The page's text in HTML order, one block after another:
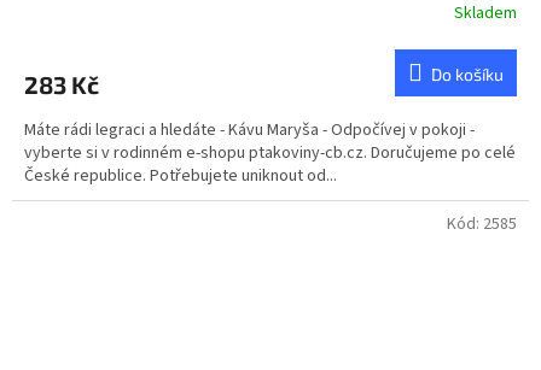
je
z
5
hvězdiček.
Skladem
283 Kč Do košíku
Máte rádi legraci a hledáte - Kávu Maryša - Odpočívej v pokoji -
vyberte si v rodinném e-shopu ptakoviny-cb.cz. Doručujeme po celé
České republice. Potřebujete uniknout od...
Kód: 2585